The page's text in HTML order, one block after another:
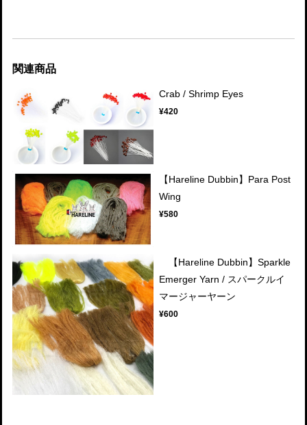
関連商品
Crab / Shrimp Eyes
¥420
【Hareline Dubbin】Para Post
Wing
¥580
【Hareline Dubbin】Sparkle
Emerger Yarn / スパークルイ
マージャーヤーン
¥600